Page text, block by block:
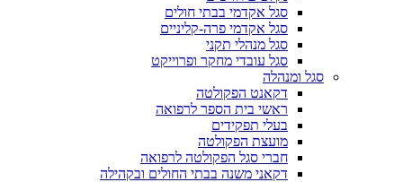
סגל אקדמי בבתי חולים
סגל אקדמי פרה-קליניים
סגל מנהלי תקני
סגל עובדי מחקר ופרוייקט
סגל ומנהלה
דקאנט הפקולטה
ראשי בית הספר לרפואה
בעלי תפקידים
מועצת הפקולטה
חברי סגל הפקולטה לרפואה
דקאני משנה בבתי החולים ובקהילה